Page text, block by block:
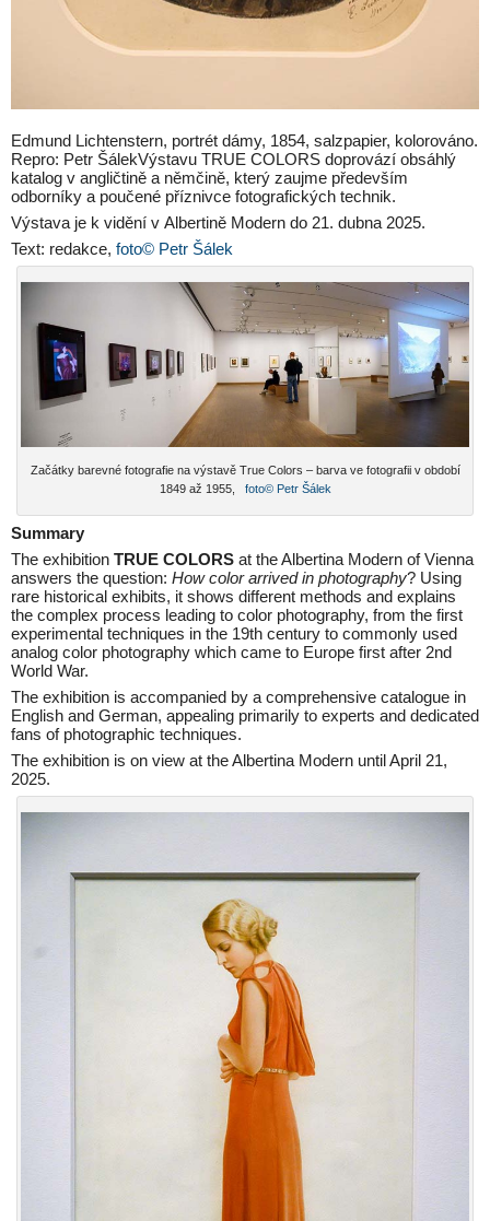
Edmund Lichtenstern, portrét dámy, 1854, salzpapier, kolorováno.
Repro: Petr ŠálekVýstavu TRUE COLORS doprovází obsáhlý
katalog v angličtině a němčině, který zaujme především
odborníky a poučené příznivce fotografických technik.
Výstava je k vidění v Albertině Modern do 21. dubna 2025.
Text: redakce, foto© Petr Šálek
Začátky barevné fotografie na výstavě True Colors – barva ve fotografii v období
1849 až 1955,
foto© Petr Šálek
Summary
The exhibition TRUE COLORS at the Albertina Modern of Vienna
answers the question: How color arrived in photography? Using
rare historical exhibits, it shows different methods and explains
the complex process leading to color photography, from the first
experimental techniques in the 19th century to commonly used
analog color photography which came to Europe first after 2nd
World War.
The exhibition is accompanied by a comprehensive catalogue in
English and German, appealing primarily to experts and dedicated
fans of photographic techniques.
The exhibition is on view at the Albertina Modern until April 21,
2025.